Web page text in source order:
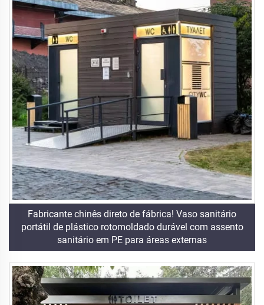
Fabricante chinês direto de fábrica! Vaso sanitário
portátil de plástico rotomoldado durável com assento
sanitário em PE para áreas externas